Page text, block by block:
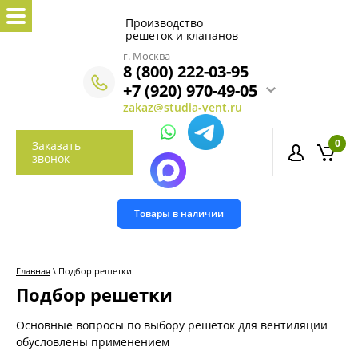
Производство
решеток и клапанов
г. Москва
8 (800) 222-03-95
+7 (920) 970-49-05
zakaz@studia-vent.ru
Заказать
звонок
0
Товары в наличии
Главная \ Подбор решетки
Подбор решетки
Основные вопросы по выбору решеток для вентиляции
обусловлены применением